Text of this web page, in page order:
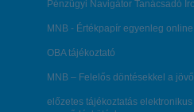
Pénzügyi Navigátor Tanácsadó
MNB - Értékpapír egyenleg
OBA tájékoztató
MNB – Felelős döntésekkel a
előzetes tájékoztatás